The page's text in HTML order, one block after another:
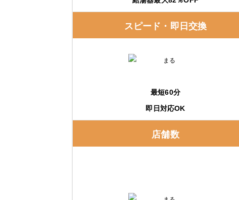
スピード・即日交換
最短60分
即日対応OK
店舗数